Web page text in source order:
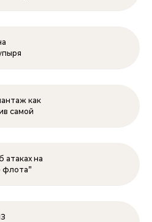
как
самой
атаках на
флота”